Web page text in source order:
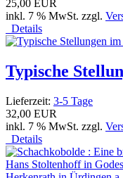
25,00 EUR
inkl. 7 % MwSt. zzgl.
Details
Typische
Lieferzeit: 3-5 Tage
32,00 EUR
inkl. 7 % MwSt. zzgl.
Details